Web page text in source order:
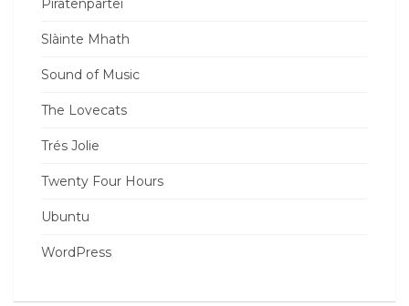
Piratenpartei
Slàinte Mhath
Sound of Music
The Lovecats
Trés Jolie
Twenty Four Hours
Ubuntu
WordPress